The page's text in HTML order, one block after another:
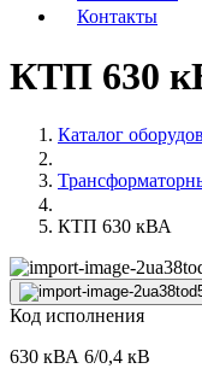
Контакты
КТП 630
Каталог
КТП 630 кВА
Код исполнения
630 кВА 6/0,4 кВ